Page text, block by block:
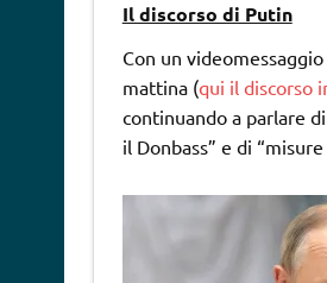
Il discorso di Putin
Con un
mattina (qui il discorso
continuando a parlare
il Donbass” e di